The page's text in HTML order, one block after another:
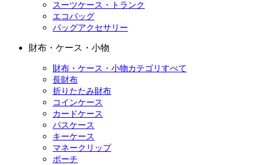
スーツケース・トランク
エコバッグ
バッグアクセサリー
財布・ケース・小物
財布・ケース・小物カテゴリすべて
長財布
折りたたみ財布
コインケース
カードケース
パスケース
キーケース
マネークリップ
ポーチ